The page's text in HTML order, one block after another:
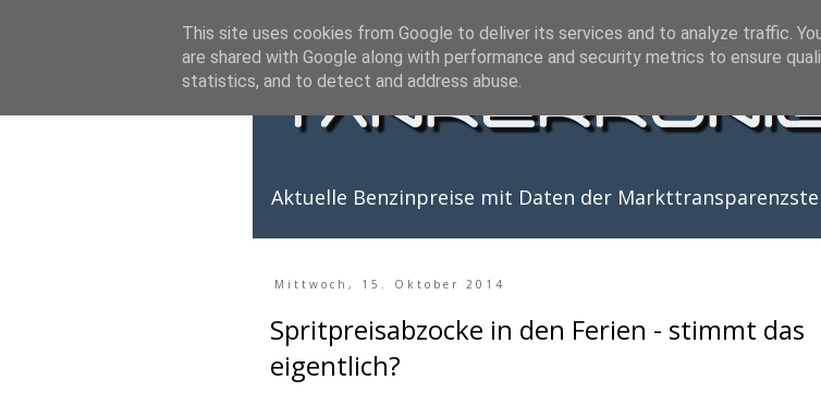
Aktuelle Benzinpreise mit Daten der
Mittwoch, 15. Oktober 2014
Spritpreisabzocke in den Ferien - stimmt das
eigentlich?
This site uses cookies from Google to deliver its services and to analyze traffic.
are shared with Google along with performance and security metrics to ensure
statistics, and to detect and address abuse.